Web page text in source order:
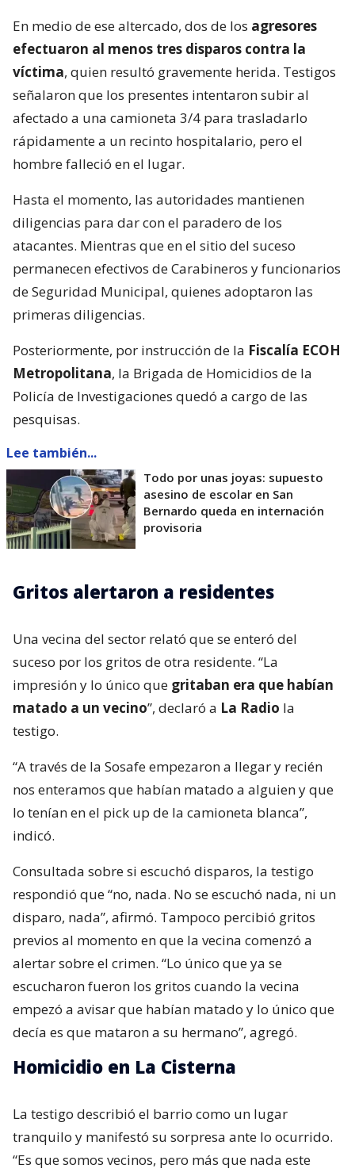
En medio de ese altercado, dos de los agresores
efectuaron al menos tres disparos contra la
víctima, quien resultó gravemente herida. Testigos
señalaron que los presentes intentaron subir al
afectado a una camioneta 3/4 para trasladarlo
rápidamente a un recinto hospitalario, pero el
hombre falleció en el lugar.
Hasta el momento, las autoridades mantienen
diligencias para dar con el paradero de los
atacantes. Mientras que en el sitio del suceso
permanecen efectivos de Carabineros y funcionarios
de Seguridad Municipal, quienes adoptaron las
primeras diligencias.
Posteriormente, por instrucción de la Fiscalía ECOH
Metropolitana, la Brigada de Homicidios de la
Policía de Investigaciones quedó a cargo de las
pesquisas.
Lee también...
Todo por unas joyas: supuesto
asesino de escolar en San
Bernardo queda en internación
provisoria
Gritos alertaron a residentes
Una vecina del sector relató que se enteró del
suceso por los gritos de otra residente. “La
impresión y lo único que gritaban era que habían
matado a un vecino”, declaró a La Radio la
testigo.
“A través de la Sosafe empezaron a llegar y recién
nos enteramos que habían matado a alguien y que
lo tenían en el pick up de la camioneta blanca”,
indicó.
Consultada sobre si escuchó disparos, la testigo
respondió que “no, nada. No se escuchó nada, ni un
disparo, nada”, afirmó. Tampoco percibió gritos
previos al momento en que la vecina comenzó a
alertar sobre el crimen. “Lo único que ya se
escucharon fueron los gritos cuando la vecina
empezó a avisar que habían matado y lo único que
decía es que mataron a su hermano”, agregó.
Homicidio en La Cisterna
La testigo describió el barrio como un lugar
tranquilo y manifestó su sorpresa ante lo ocurrido.
“Es que somos vecinos, pero más que nada este